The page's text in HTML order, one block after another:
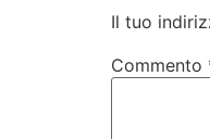
Il tuo
Commento